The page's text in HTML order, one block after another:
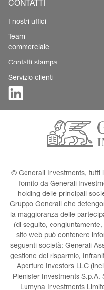
CONTATTI
I nostri uffici
Team
commerciale
Contatti stampa
Servizio clienti
© Generali Investments, tutti
fornito da Generali
holding delle principali
Gruppo Generali che
la maggioranza delle
(di seguito,
sito web può contenere
seguenti società: Generali
gestione del risparmio,
Aperture Investors LLC
Plenisfer Investments S.p.A.
Lumyna Investments